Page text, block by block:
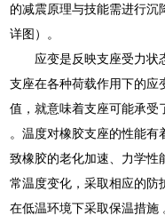
的减震原理与技能需进行沉
详图）。
应变是反映支座受力状
支座在各种荷载作用下的应
值，就意味着支座可能承受
。温度对橡胶支座的性能
致橡胶的老化加速、力学性
常温度变化，采取相应的防
在低温环境下采取保温措施